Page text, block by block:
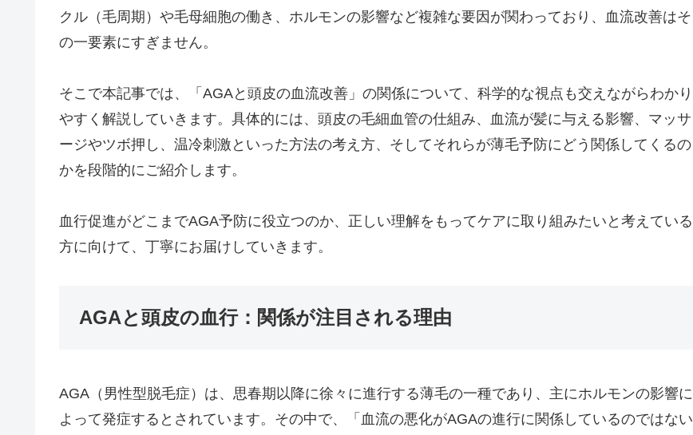
クル（毛周期）や毛母細胞の働き、ホルモンの影響など複雑な要因が関わっており、血流改善はそ
の一要素にすぎません。
そこで本記事では、「AGAと頭皮の血流改善」の関係について、科学的な視点も交えながらわかり
やすく解説していきます。具体的には、頭皮の毛細血管の仕組み、血流が髪に与える影響、マッサ
ージやツボ押し、温冷刺激といった方法の考え方、そしてそれらが薄毛予防にどう関係してくるの
かを段階的にご紹介します。
血行促進がどこまでAGA予防に役立つのか、正しい理解をもってケアに取り組みたいと考えている
方に向けて、丁寧にお届けしていきます。
AGAと頭皮の血行：関係が注目される理由
AGA（男性型脱毛症）は、思春期以降に徐々に進行する薄毛の一種であり、主にホルモンの影響に
よって発症するとされています。その中で、「血流の悪化がAGAの進行に関係しているのではない